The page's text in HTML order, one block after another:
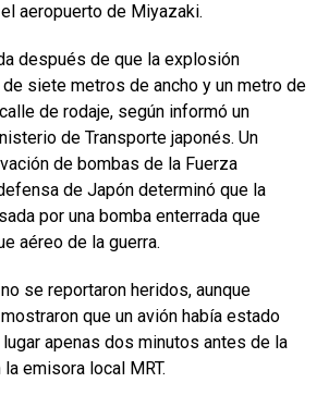
aeropuerto de Miyazaki.
después de que la explosión
de siete metros de ancho y un metro de
de rodaje, según informó un
de Transporte japonés. Un
de bombas de la Fuerza
de Japón determinó que la
por una bomba enterrada que
aéreo de la guerra.
se reportaron heridos, aunque
que un avión había estado
apenas dos minutos antes de la
emisora local MRT.